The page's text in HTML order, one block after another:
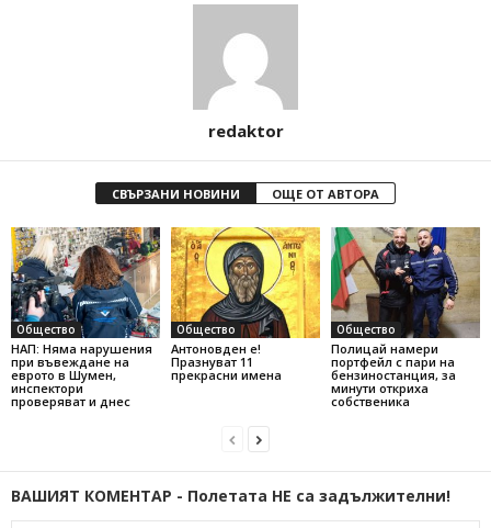
redaktor
СВЪРЗАНИ НОВИНИ ОЩЕ ОТ АВТОРА
Общество
НАП: Няма нарушения
при въвеждане на
еврото в Шумен,
инспектори
проверяват и днес
Общество
Антоновден е!
Празнуват 11
прекрасни имена
Общество
Полицай намери
портфейл с пари на
бензиностанция, за
минути откриха
собственика
ВАШИЯТ КОМЕНТАР - Полетата НЕ са задължителни!